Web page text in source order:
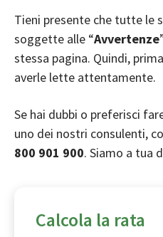
Tieni presente che tutte le
soggette alle “Avvertenze
stessa pagina. Quindi,
averle lette attentamente.
Se hai dubbi o preferisci
uno dei nostri consulenti,
800 901 900. Siamo a tua
Calcola la rata